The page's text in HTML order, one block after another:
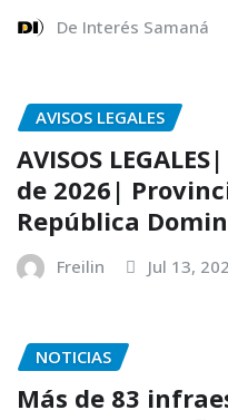
De Interés Samaná
AVISOS LEGALES
AVISOS
de 2026|
República
Freilin Jul 13,
NOTICIAS
Más de 83